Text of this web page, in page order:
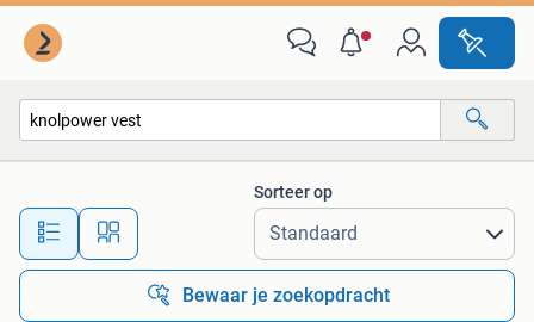
Alle afstanden…
Sorteer op
Bewaar je zoekopdracht